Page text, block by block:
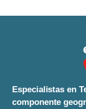
Especialistas en
componente